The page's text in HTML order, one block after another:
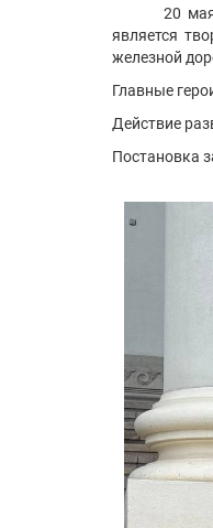
20
является
железной
Главные
Действие
Постановка